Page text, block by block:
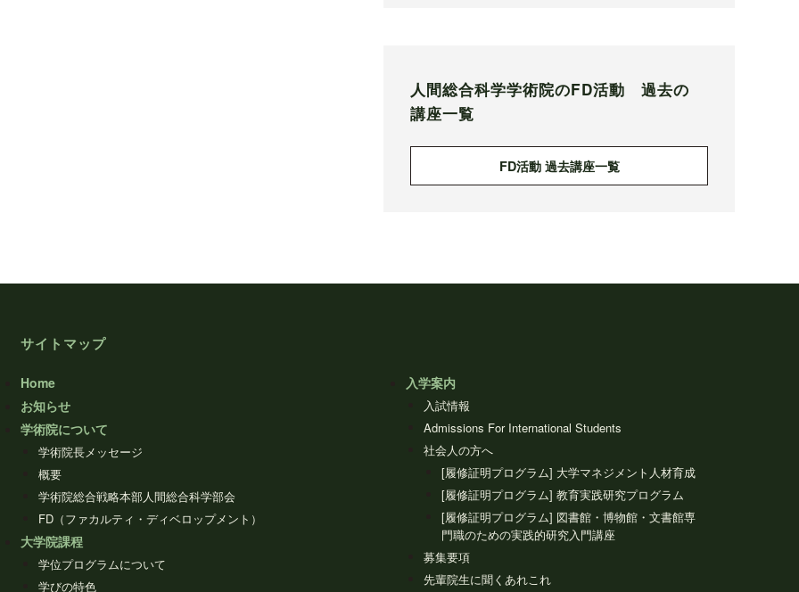
人間総合科学学術院のFD活動 過去の
講座一覧
FD活動 過去講座一覧
サイトマップ
Home
お知らせ
学術院について
学術院長メッセージ
概要
学術院総合戦略本部人間総合科学部会
FD（ファカルティ・ディベロップメント）
大学院課程
学位プログラムについて
学びの特色
入学案内
入試情報
Admissions For International Students
社会人の方へ
[履修証明プログラム] 大学マネジメント人材育成
[履修証明プログラム] 教育実践研究プログラム
[履修証明プログラム] 図書館・博物館・文書館専
門職のための実践的研究入門講座
募集要項
先輩院生に聞くあれこれ